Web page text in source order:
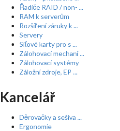
Řadiče RAID / non- ...
RAM k serverům
Rozšíření záruky k ...
Servery
Síťové karty pro s ...
Zálohovací mechani ...
Zálohovací systémy
Záložní zdroje, EP ...
Kancelář
Děrovačky a sešíva ...
Ergonomie